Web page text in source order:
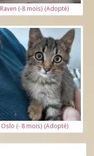
Raven (-8 mois) (Adopté)
Oslo (- 8 mois) (Adopté)